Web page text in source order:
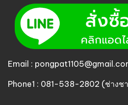
Email :
Phone1 : 081-538-2802 (ช่างช